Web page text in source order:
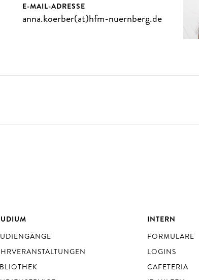
E-MAIL-ADRESSE
anna.koerber(at)hfm-nuernberg.de
INTERN
FORMULARE
LOGINS
CAFETERIA